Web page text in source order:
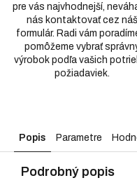
pre vás najvhodnejší,
nás kontaktovať cez náš
formulár. Radi vám
pomôžeme vybrať
výrobok podľa vašich
požiadaviek.
Popis Parametre
Podrobný popis